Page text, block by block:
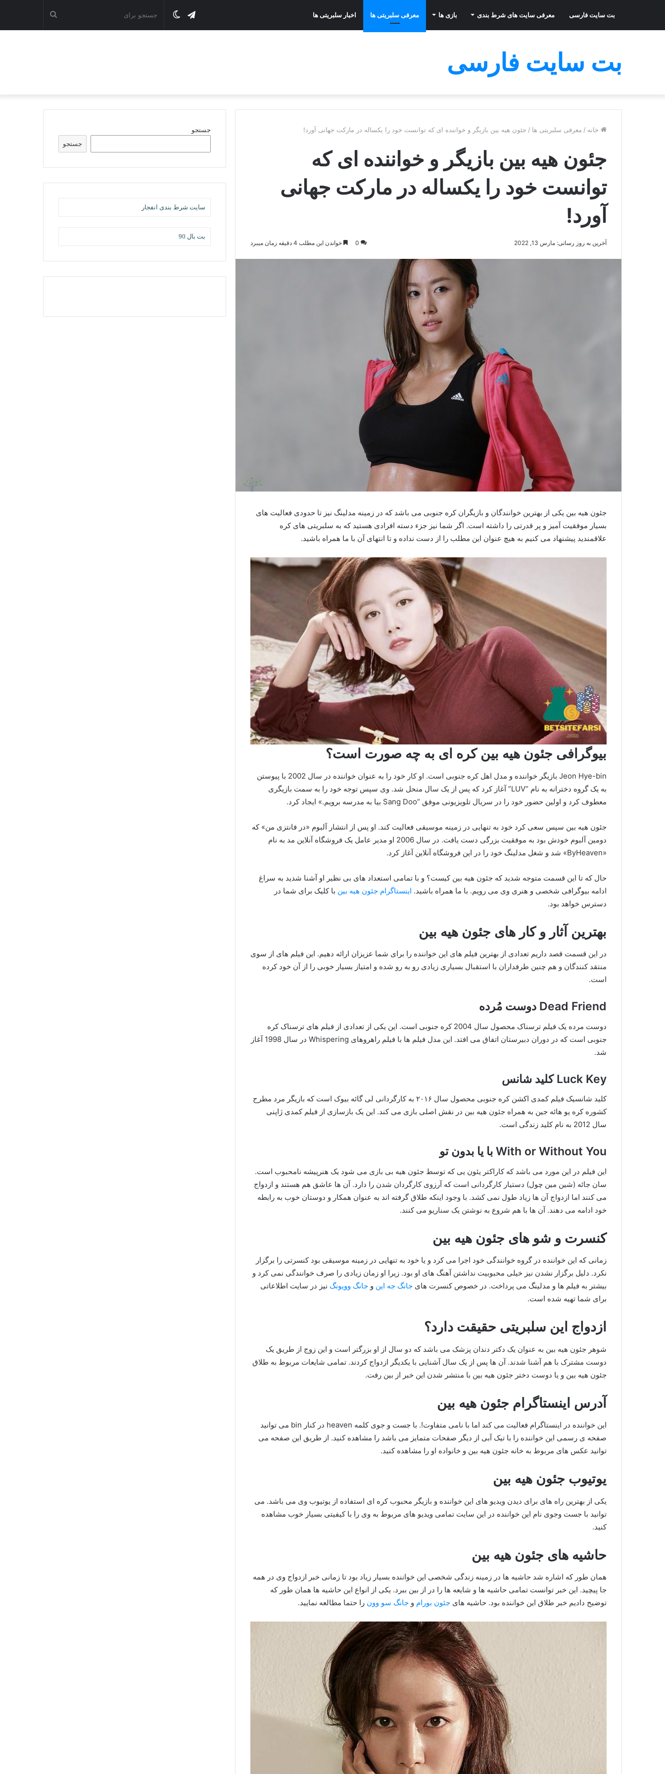
بت سایت فارسی معرفی سایت های شرط بندی بازی ها معرفی سلبریتی ها اخبار سلبریتی ها جستجو تغییرتلگرام
بت سایت فارسی
خانه / معرفی سلبریتی ها / جئون هیه بین بازیگر و خواننده ای که توانست خود را یکساله در مارکت جهانی آورد!
جئون هیه بین بازیگر و خواننده ای که
توانست خود را یکساله در مارکت جهانی
آورد!
آخرین به روز رسانی: مارس 13, 2022 0 خواندن این مطلب 4 دقیقه زمان میبرد
جئون هیه بین یکی از بهترین خوانندگان و بازیگران کره جنوبی می باشد که در زمینه مدلینگ نیز تا حدودی فعالیت های
بسیار موفقیت آمیز و پر قدرتی را داشته است. اگر شما نیز جزء دسته افرادی هستید که به سلبریتی های کره
علاقمندید پیشنهاد می کنیم به هیچ عنوان این مطلب را از دست نداده و تا انتهای آن با ما همراه باشید.
بیوگرافی جئون هیه بین کره ای به چه صورت است؟
Jeon Hye-bin بازیگر خواننده و مدل اهل کره جنوبی است. او کار خود را به عنوان خواننده در سال 2002 با پیوستن
به یک گروه دخترانه به نام “LUV” آغاز کرد که پس از یک سال منحل شد. وی سپس توجه خود را به سمت بازیگری
معطوف کرد و اولین حضور خود را در سریال تلویزیونی موفق “Sang Doo بیا به مدرسه برویم.» ایجاد کرد.
جئون هیه بین سپس سعی کرد خود به تنهایی در زمینه موسیقی فعالیت کند. او پس از انتشار آلبوم «در فانتزی من» که
دومین آلبوم خودش بود به موفقیت بزرگی دست یافت. در سال 2006 او مدیر عامل یک فروشگاه آنلاین مد به نام
«ByHeaven» شد و شغل مدلینگ خود را در این فروشگاه آنلاین آغاز کرد.
حال که تا این قسمت متوجه شدید که جئون هیه بین کیست؟ و با تمامی استعداد های بی نظیر او آشنا شدید به سراغ
ادامه بیوگرافی شخصی و هنری وی می رویم. با ما همراه باشید. اینستاگرام جئون هیه بین با کلیک برای شما در
دسترس خواهد بود.
بهترین آثار و کار های جئون هیه بین
در این قسمت قصد داریم تعدادی از بهترین فیلم های این خواننده را برای شما عزیزان ارائه دهیم. این فیلم های از سوی
منتقد کنندگان و هم چنین طرفداران با استقبال بسیاری زیادی رو به رو شده و امتیاز بسیار خوبی را از آن خود کرده
است.
Dead Friend دوست مُرده
دوست مرده یک فیلم ترسناک محصول سال 2004 کره جنوبی است. این یکی از تعدادی از فیلم های ترسناک کره
جنوبی است که در دوران دبیرستان اتفاق می افتد. این مدل فیلم ها با فیلم راهروهای Whispering در سال 1998 آغاز
شد.
Luck Key کلید شانس
کلید شانسیک فیلم کمدی اکشن کره جنوبی محصول سال ۲۰۱۶ به کارگردانی لی گائه بیوک است که بازیگر مرد مطرح
کشوره کره یو هائه جین به همراه جئون هیه بین در نقش اصلی بازی می کند. این یک بازسازی از فیلم کمدی ژاپنی
سال 2012 به نام کلید زندگی است.
With or Without You با یا بدون تو
این فیلم در این مورد می باشد که کاراکتر یئون یی که توسط جئون هیه بی بازی می شود یک هنرپیشه نامحبوب است.
سان جائه (شین مین چول) دستیار کارگردانی است که آرزوی کارگردان شدن را دارد. آن ها عاشق هم هستند و ازدواج
می کنند اما ازدواج آن ها زیاد طول نمی کشد. با وجود اینکه طلاق گرفته اند به عنوان همکار و دوستان خوب به رابطه
خود ادامه می دهند. آن ها با هم شروع به نوشتن یک سناریو می کنند.
کنسرت و شو های جئون هیه بین
زمانی که این خواننده در گروه خوانندگی خود اجرا می کرد و یا خود به تنهایی در زمینه موسیقی بود کنسرتی را برگزار
نکرد. دلیل برگزار نشدن نیز خیلی محبوبیت نداشتن آهنگ های او بود. زیرا او زمان زیادی را صرف خوانندگی نمی کرد و
بیشتر به فیلم ها و مدلینگ می پرداخت. در خصوص کنسرت های جانگ جه این و جانگ وویونگ نیز در سایت اطلاعاتی
برای شما تهیه شده است.
ازدواج این سلبریتی حقیقت دارد؟
شوهر جئون هیه بین به عنوان یک دکتر دندان پزشک می باشد که دو سال از او بزرگتر است و این زوج از طریق یک
دوست مشترک با هم آشنا شدند. آن ها پس از یک سال آشنایی با یکدیگر ازدواج کردند. تمامی شایعات مربوط به طلاق
جئون هیه بین و یا دوست دختر جئون هیه بین با منتشر شدن این خبر از بین رفت.
آدرس اینستاگرام جئون هیه بین
این خواننده در اینستاگرام فعالیت می کند اما با نامی متفاوت!. با جست و جوی کلمه heaven در کنار bin می توانید
صفحه ی رسمی این خواننده را با تیک آبی از دیگر صفحات متمایز می باشد را مشاهده کنید. از طریق این صفحه می
توانید عکس های مربوط به خانه جئون هیه بین و خانواده او را مشاهده کنید.
یوتیوب جئون هیه بین
یکی از بهترین راه های برای دیدن ویدیو های این خواننده و بازیگر محبوب کره ای استفاده از یوتیوب وی می باشد. می
توانید با جست وجوی نام این خواننده در این سایت تمامی ویدیو های مربوط به وی را با کیفیتی بسیار خوب مشاهده
کنید.
حاشیه های جئون هیه بین
همان طور که اشاره شد حاشیه ها در زمینه زندگی شخصی این خواننده بسیار زیاد بود تا زمانی خبر ازدواج وی در همه
جا پیچید. این خبر توانست تمامی حاشیه ها و شایعه ها را در از بین ببرد. یکی از انواع این حاشیه ها همان طور که
توضیح دادیم خبر طلاق این خواننده بود. حاشیه های جئون بورام و جانگ سو وون را حتما مطالعه نمایید.
جستجو
جستجو
سایت شرط بندی انفجار
بت بال 90